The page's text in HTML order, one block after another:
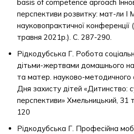
basis of competence aproach
перспективи розвитку: мат-ли І
науковопрактичної конференції
травня 2021р.). С. 287-290.
Рідкодубська Г. Робота
дітьми-жертвами домашнього
та матер. науково-методичного
Дня захисту дітей «Дитинство:
перспективи» Хмельницький, 31
120
Рідкодубська Г. Професійна